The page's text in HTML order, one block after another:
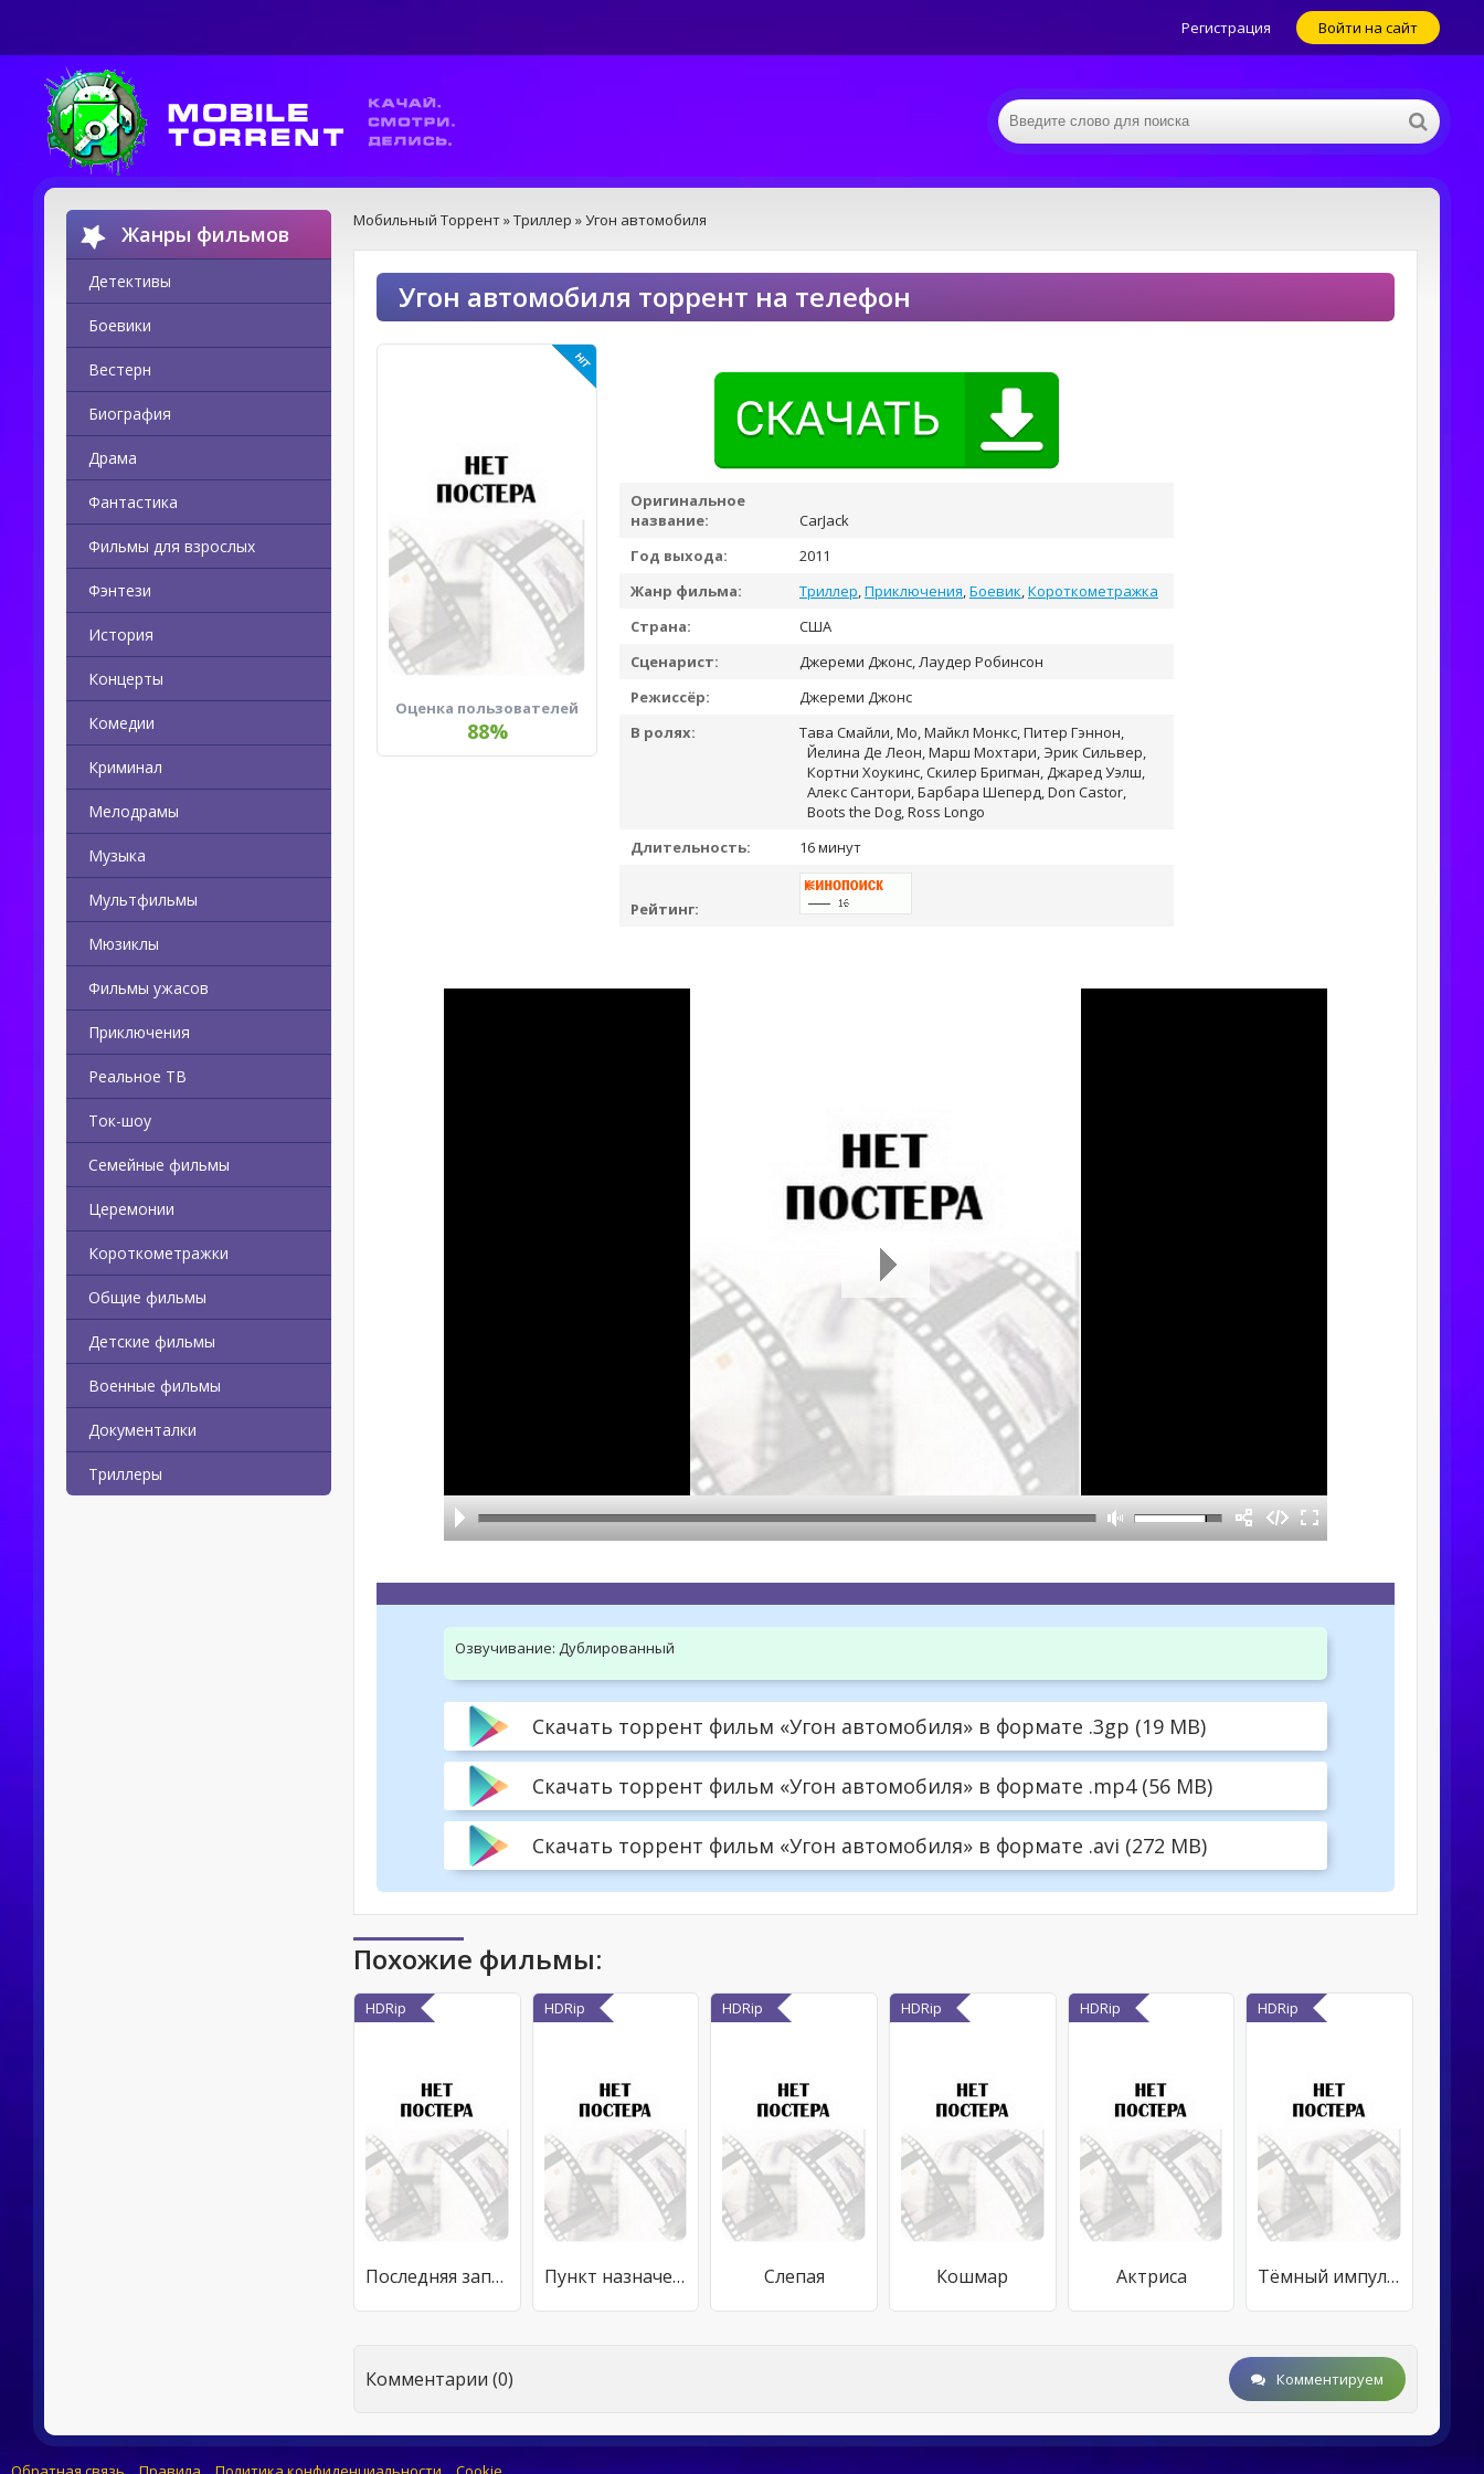
Регистрация Войти на сайт
Жанры фильмов
Детективы
Боевики
Вестерн
Биография
Драма
Фантастика
Фильмы для взрослых
Фэнтези
История
Концерты
Комедии
Криминал
Мелодрамы
Музыка
Мультфильмы
Мюзиклы
Фильмы ужасов
Приключения
Реальное ТВ
Ток-шоу
Семейные фильмы
Церемонии
Короткометражки
Общие фильмы
Детские фильмы
Военные фильмы
Документалки
Триллеры
Мобильный Торрент»Триллер » Угон автомобиля
Угон автомобиля торрент на телефон
Оценка пользователей
88%
Оригинальное
название:
CarJack
Год выхода:
2011
Жанр фильма:
Триллер,Приключения,Боевик,Короткометражка
Страна:
США
Сценарист:
Джереми Джонс, Лаудер Робинсон
Режиссёр:
Джереми Джонс
В ролях:
Тава Смайли, Мо, Майкл Монкс, Питер Гэннон,
Йелина Де Леон, Марш Мохтари, Эрик Сильвер,
Кортни Хоукинс, Скилер Бригман, Джаред Уэлш,
Алекс Сантори, Барбара Шеперд, Don Castor,
Boots the Dog, Ross Longo
Длительность:
16 минут
Рейтинг:
Озвучивание: Дублированный
Скачать торрент фильм «Угон автомобиля» в формате .3gp (19 MB)
Скачать торрент фильм «Угон автомобиля» в формате .mp4 (56 MB)
Скачать торрент фильм «Угон автомобиля» в формате .avi (272 MB)
Похожие фильмы:
HDRip
Последняя запись
HDRip
Пункт назначения 5
HDRip
Слепая
HDRip
Кошмар
HDRip
Актриса
HDRip
Тёмный импульс
Комментарии (0) Комментируем